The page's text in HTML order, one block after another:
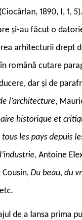
1890, I,
și-au făcut o
arhitecturii drept
română cutare
dar și de
l’architecture,
historique et
les pays depuis
, Antoine
Du beau, du
etc.
de a lansa prima